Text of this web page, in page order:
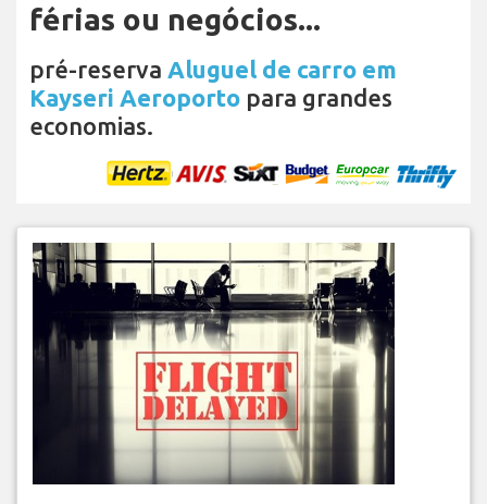
férias ou negócios...
pré-reserva Aluguel de carro em
Kayseri Aeroporto para grandes
economias.